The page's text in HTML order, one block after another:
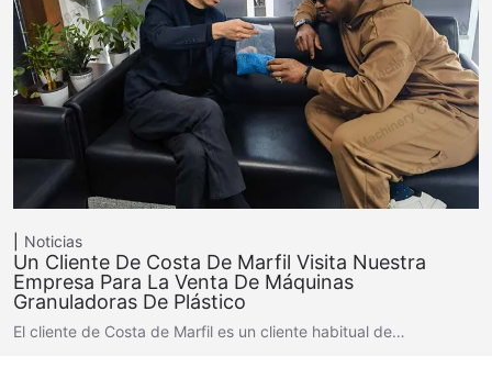
Noticias
Un Cliente De Costa De Marfil Visita Nuestra
Empresa Para La Venta De Máquinas
Granuladoras De Plástico
El cliente de Costa de Marfil es un cliente habitual de…